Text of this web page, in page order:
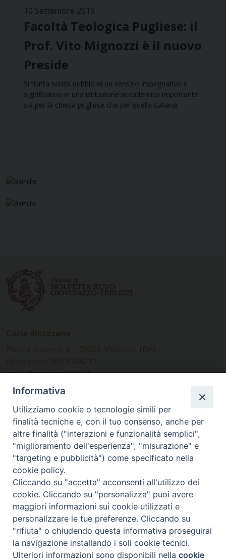
10 Settembre 2019
Facoltà Teologica Pugliese: il
Prof. Vito Mignozzi è il nuovo
Preside
Si tratta senza dubbio di un servizio impegnativo e
significativo in una istituzione accademica importante
sia per la chiesa pugliese che per quella italiana.
www.diocesimolfetta.it –
diocesimolfetta@pec.chiesacattolica.it
Ufficio Comunicazioni sociali
Piazza Giovene 4 – 70056 Molfetta (BA)
comunicazionisociali@diocesimolfetta.it
SEGUICI SU
Facebook
Instagram
X YouTube
Feed
Privacy Policy - trasparenza
© 2016 - 2026 Diocesi Molfetta Ruvo Giovinazzo Terlizzi
Preferenze Cookie
Informativa
Utilizziamo cookie o tecnologie simili per
finalità tecniche e, con il tuo consenso, anche per
altre finalità ("interazioni e funzionalità semplici",
"miglioramento dell'esperienza", "misurazione" e
"targeting e pubblicità") come specificato nella
cookie policy.
Cliccando su "accetta" acconsenti all'utilizzo dei
cookie. Cliccando su "personalizza" puoi avere
maggiori informazioni sui cookie utilizzati e
personalizzare le tue preferenze. Cliccando su
"rifiuta" o chiudendo questa informativa proseguirai
la navigazione installando i soli cookie tecnici.
Ulteriori informazioni sono disponibili nellacookie